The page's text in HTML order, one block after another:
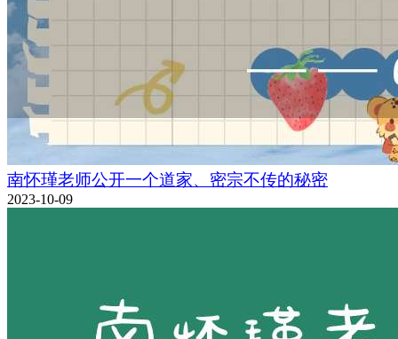
南怀瑾老师公开一个道家、密宗不传的秘密
2023-10-09